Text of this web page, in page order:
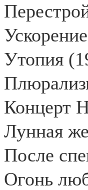
Утопия
Концерт
Лунная
После
Огонь